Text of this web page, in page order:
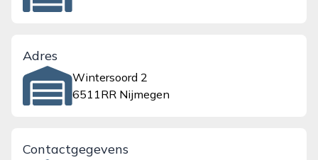
Adres
Wintersoord 2
6511RR Nijmegen
Contactgegevens